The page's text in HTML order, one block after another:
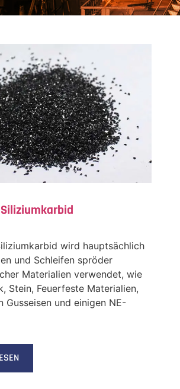
wird hauptsächlich
und Schleifen spröder
Materialien verwendet, wie
Stein, Feuerfeste Materialien,
Gusseisen und einigen NE-